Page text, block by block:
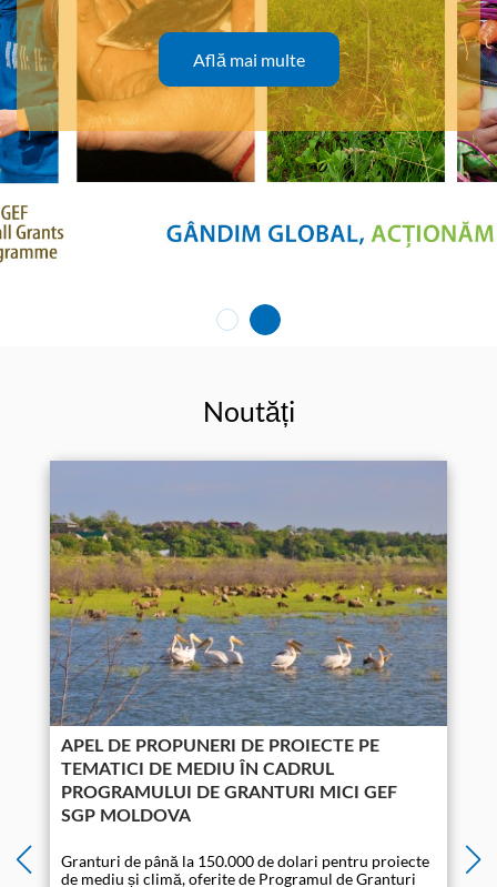
Află mai multe
Noutăți
APEL DE PROPUNERI DE PROIECTE PE
TEMATICI DE MEDIU ÎN CADRUL
PROGRAMULUI DE GRANTURI MICI GEF
SGP MOLDOVA
Granturi de până la 150.000 de dolari pentru proiecte
de mediu și climă, oferite de Programul de Granturi